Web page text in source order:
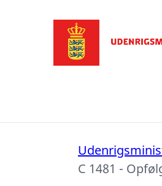
C 1481 -